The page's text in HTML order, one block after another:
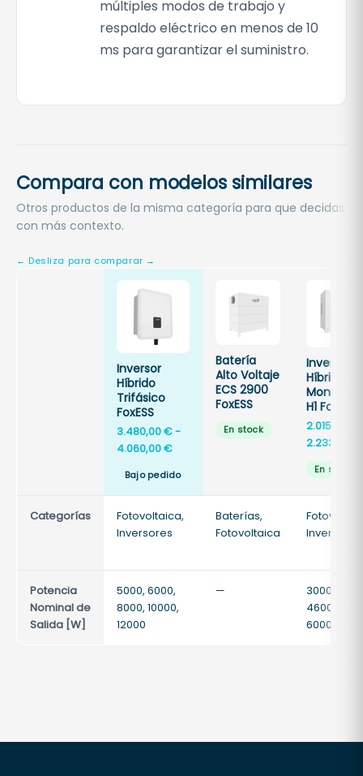
múltiples modos de trabajo y
respaldo eléctrico en menos de 10
ms para garantizar el suministro.
Compara con modelos similares
Otros productos de la misma categoría para que decidas
con más contexto.
Inversor
Híbrido
Trifásico
FoxESS
3.480,00€-
4.060,00€Rango
precios:
desde
3.480,00 €
Bajo pedido
Batería
Alto Voltaje
ECS 2900
FoxESS
En stock
Inversor
Híbrido
H1 FoxESS
2.015,00
2.233,00
En stock
Categorías
Fotovoltaica,
Inversores
Baterías,
Fotovoltaica
Inversores
Potencia
Nominal de
Salida [W]
5000, 6000,
8000, 10000,
12000
—
3000,
4600,
6000